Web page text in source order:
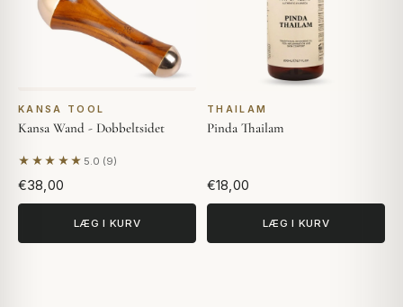
KANSA TOOL
Kansa Wand - Dobbeltsidet
★★★★★ 5.0 (9)
Baseret på 9 anmeldelser
€38,00
LÆG I KURV
THAILAM
Pinda Thailam
€18,00
LÆG I KURV